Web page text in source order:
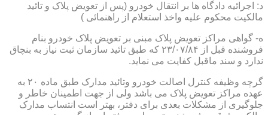
د: اجرائیه دادگاه ها بر انتقال خودرو (پس از تعویض پلاک و تائید
مالکیت محکوم علیه واخذ استعلام از راهنمائی )
ه- گواهی مراکز تعویض پلاک مبنی بر تعویض پلاک خودرو بنام
فروشنده قبل از ۲۳/۰۷/۸۴ که طبق تائید سازمان ثبت نیاز به بنچاق
ندارد و سند ماقبل کفایت می نماید.
گرچه وظیفه کنترل اصالت خودرو وتائید مدارک طبق ماده ۲۰ به
عهده مراکز تعویض پلاک می باشد ولی از جهت اطمینان خاطر و
جلوگیری از مشکلات بعدی برای دفتر، بهتر است انتساب مدارک